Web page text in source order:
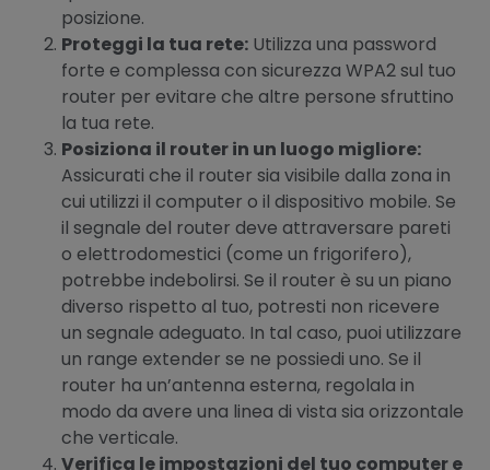
posizione.
Proteggi la tua rete: Utilizza una password
forte e complessa con sicurezza WPA2 sul tuo
router per evitare che altre persone sfruttino
la tua rete.
Posiziona il router in un luogo migliore:
Assicurati che il router sia visibile dalla zona in
cui utilizzi il computer o il dispositivo mobile. Se
il segnale del router deve attraversare pareti
o elettrodomestici (come un frigorifero),
potrebbe indebolirsi. Se il router è su un piano
diverso rispetto al tuo, potresti non ricevere
un segnale adeguato. In tal caso, puoi utilizzare
un range extender se ne possiedi uno. Se il
router ha un’antenna esterna, regolala in
modo da avere una linea di vista sia orizzontale
che verticale.
Verifica le impostazioni del tuo computer e